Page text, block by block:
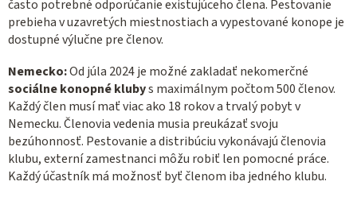
často potrebné odporúčanie existujúceho člena. Pestovanie
prebieha v uzavretých miestnostiach a vypestované konope je
dostupné výlučne pre členov.
Nemecko:Od júla 2024 je možné zakladať nekomerčné
sociálne konopné klubys maximálnym počtom 500 členov.
Každý člen musí mať viac ako 18 rokov a trvalý pobyt v
Nemecku. Členovia vedenia musia preukázať svoju
bezúhonnosť. Pestovanie a distribúciu vykonávajú členovia
klubu, externí zamestnanci môžu robiť len pomocné práce.
Každý účastník má možnosť byť členom iba jedného klubu.